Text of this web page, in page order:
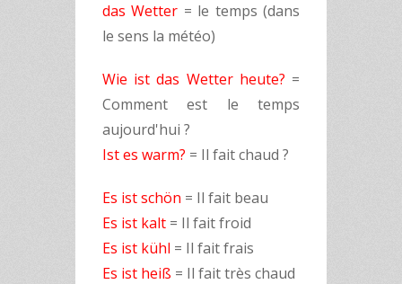
das Wetter = le temps (dans
le sens la météo)
Wie ist das Wetter heute? =
Comment est le temps
aujourd'hui ?
Ist es warm? = Il fait chaud ?
Es ist schön = Il fait beau
Es ist kalt = Il fait froid
Es ist kühl = Il fait frais
Es ist heiß = Il fait très chaud